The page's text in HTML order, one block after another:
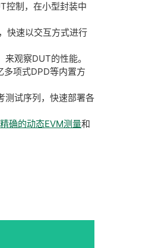
控制，在小型封装中
，快速以交互方式进行
观察DUT的性能。
项式DPD等内置方
测试序列，快速部署各
精确的动态EVM测量和